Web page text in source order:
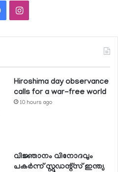
FacebookInstagram
Hiroshima day observance
calls for a war-free world
10 hours ago
വിജ്ഞാനം വിനോദവും
പകര്‍ന്ന് സ്റ്റുഡന്റ്‌സ് ഇന്ത്യ